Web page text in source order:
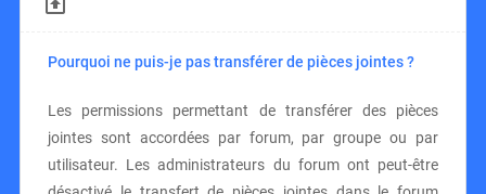
Pourquoi ne puis-je pas transférer de pièces jointes ?
Les permissions permettant de transférer des pièces
jointes sont accordées par forum, par groupe ou par
utilisateur. Les administrateurs du forum ont peut-être